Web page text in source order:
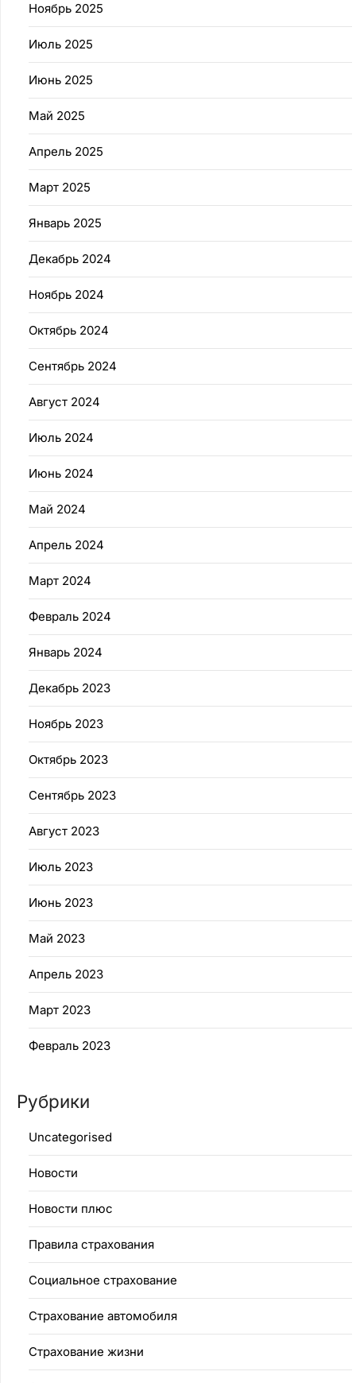
Ноябрь 2025
Июль 2025
Июнь 2025
Май 2025
Апрель 2025
Март 2025
Январь 2025
Декабрь 2024
Ноябрь 2024
Октябрь 2024
Сентябрь 2024
Август 2024
Июль 2024
Июнь 2024
Май 2024
Апрель 2024
Март 2024
Февраль 2024
Январь 2024
Декабрь 2023
Ноябрь 2023
Октябрь 2023
Сентябрь 2023
Август 2023
Июль 2023
Июнь 2023
Май 2023
Апрель 2023
Март 2023
Февраль 2023
Рубрики
Uncategorised
Новости
Новости плюс
Правила страхования
Социальное страхование
Страхование автомобиля
Страхование жизни